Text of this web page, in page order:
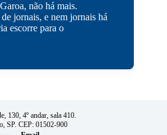
não há mais.
jornais, e nem jornais há
escorre para o
130, 4º andar, sala 410.
SP. CEP: 01502-900